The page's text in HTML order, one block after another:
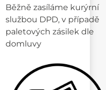
Běžně zasíláme kurýrní
službou DPD, v případě
paletových zásilek dle
domluvy